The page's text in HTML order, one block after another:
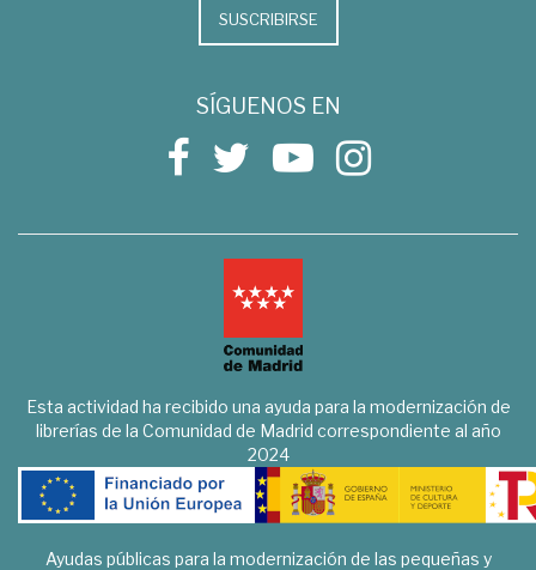
SUSCRIBIRSE
SÍGUENOS EN
Esta actividad ha recibido una ayuda para la modernización de
librerías de la Comunidad de Madrid correspondiente al año
2024
Ayudas públicas para la modernización de las pequeñas y